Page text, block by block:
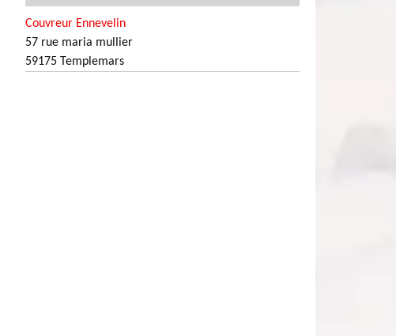
Couvreur Ennevelin
57 rue maria mullier
59175 Templemars